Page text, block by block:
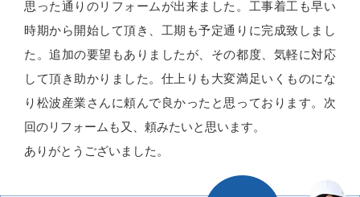
思った通りのリフォームが出来ました。工事着工も早い
時期から開始して頂き、工期も予定通りに完成致しまし
た。追加の要望もありましたが、その都度、気軽に対応
して頂き助かりました。仕上りも大変満足いくものにな
り松波産業さんに頼んで良かったと思っております。次
回のリフォームも又、頼みたいと思います。
ありがとうございました。